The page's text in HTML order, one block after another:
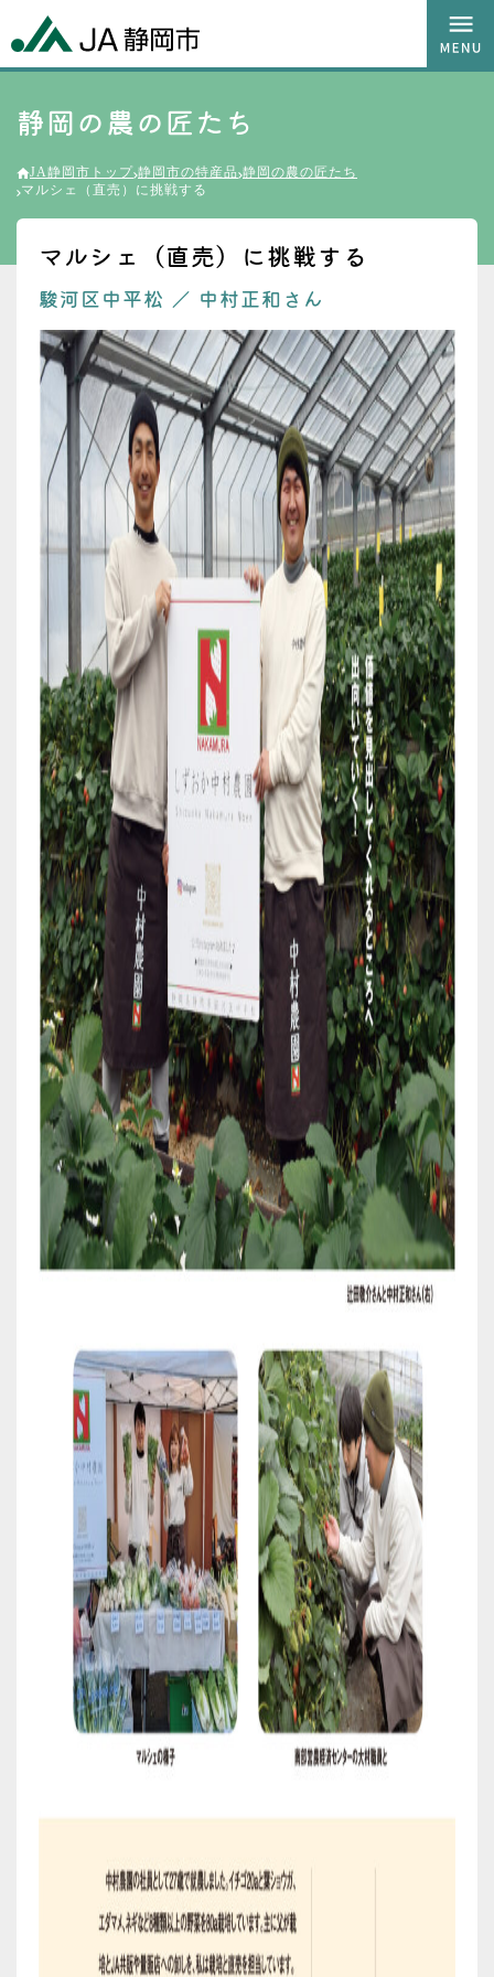
静岡の農の匠たち
JA静岡市トップ 静岡市の特産品 静岡の農の匠たち
マルシェ（直売）に挑戦する
マルシェ（直売）に挑戦する
駿河区中平松 ／ 中村正和さん